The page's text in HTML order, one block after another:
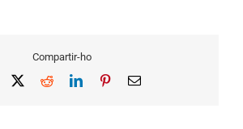
Compartir-ho
Facebook RedditLinkedInPinterestEmail